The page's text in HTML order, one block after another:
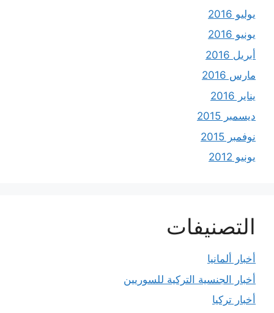
يوليو 2016
يونيو 2016
أبريل 2016
مارس 2016
يناير 2016
ديسمبر 2015
نوفمبر 2015
يونيو 2012
التصنيفات
أخبار ألمانيا
أخبار الجنسية التركية للسوريين
أخبار تركيا